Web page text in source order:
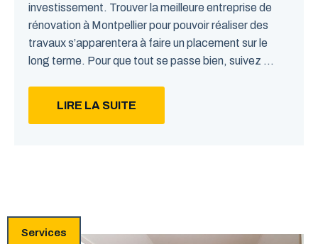
investissement. Trouver la meilleure entreprise de
rénovation à Montpellier pour pouvoir réaliser des
travaux s’apparentera à faire un placement sur le
long terme. Pour que tout se passe bien, suivez ...
LIRE LA SUITE
Services